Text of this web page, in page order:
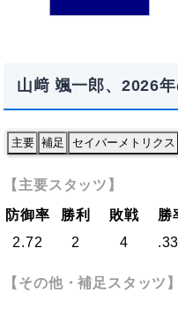
山﨑 颯一郎、2026
主要 補足 セイバーメトリクス
【主要スタッツ】
防御率
勝利 敗戦 勝
2.72
2 4
【その他・補足スタッツ】